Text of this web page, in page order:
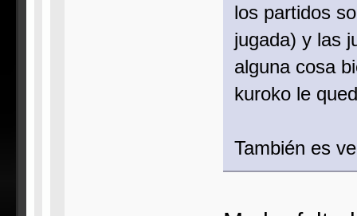
los partidos
jugada) y las
alguna cosa
kuroko le
También es